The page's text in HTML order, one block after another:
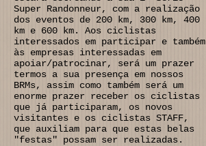
Super Randonneur, com a realização
dos eventos de 200 km, 300 km, 400
km e 600 km. Aos ciclistas
interessados em participar e também
às empresas interessadas em
apoiar/patrocinar, será um prazer
termos a sua presença em nossos
BRMs, assim como também será um
enorme prazer receber os ciclistas
que já participaram, os novos
visitantes e os ciclistas STAFF,
que auxiliam para que estas belas
"festas" possam ser realizadas.